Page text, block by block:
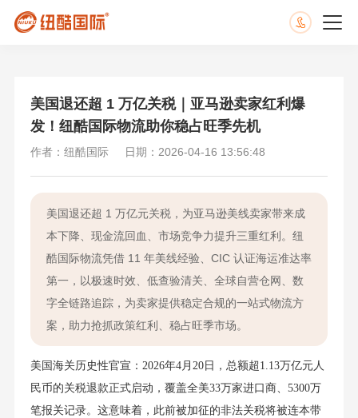
美国退还超 1 万亿关税｜亚马逊卖家红利爆
发！纽酷国际物流助你稳占旺季先机
作者：纽酷国际 日期：2026-04-16 13:56:48
美国退还超 1 万亿元关税，为亚马逊美线卖家带来成
本下降、现金流回血、市场竞争力提升三重红利。纽
酷国际物流凭借 11 年美线经验、CIC 认证海运准达率
第一，以极速时效、低查验清关、全球自营仓网、数
字全链路追踪，为卖家提供稳定合规的一站式物流方
案，助力抢抓政策红利、稳占旺季市场。
美国海关历史性官宣：2026年4月20日，总额超1.13万亿元人
民币的关税退款正式启动，覆盖全美33万家进口商、5300万
笔报关记录。这意味着，此前被加征的非法关税将被连本带